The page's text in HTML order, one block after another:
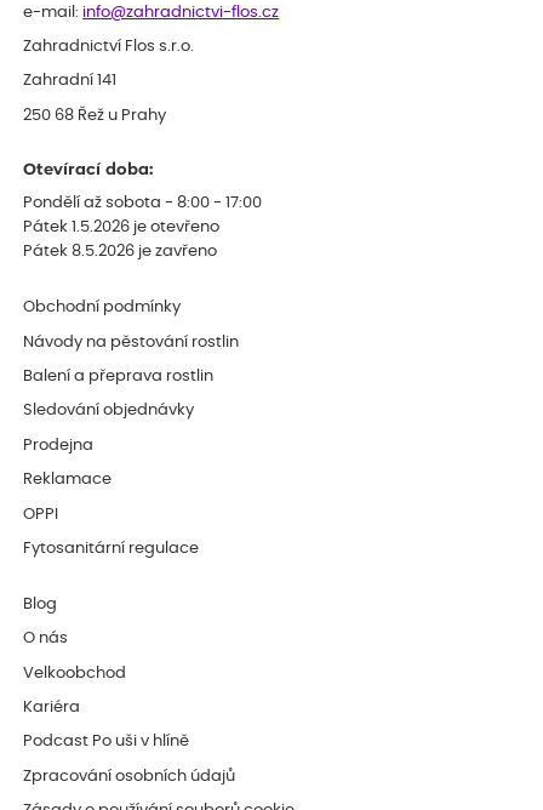
e-mail: info@zahradnictvi-flos.cz
Zahradnictví Flos s.r.o.
Zahradní 141
250 68 Řež u Prahy
Otevírací doba:
Pondělí až sobota - 8:00 - 17:00
Pátek 1.5.2026 je otevřeno
Pátek 8.5.2026 je zavřeno
Obchodní podmínky
Návody na pěstování rostlin
Balení a přeprava rostlin
Sledování objednávky
Prodejna
Reklamace
OPPI
Fytosanitární regulace
Blog
O nás
Velkoobchod
Kariéra
Podcast Po uši v hlíně
Zpracování osobních údajů